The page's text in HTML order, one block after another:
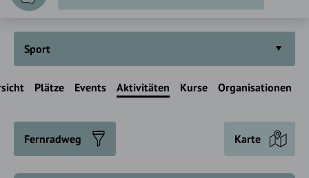
Sport
Plätze Events Aktivitäten Kurse Organisationen
Fernradweg Karte